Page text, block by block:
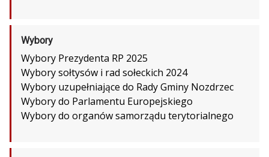
Wybory
Wybory Prezydenta RP 2025
Wybory sołtysów i rad sołeckich 2024
Wybory uzupełniające do Rady Gminy Nozdrzec
Wybory do Parlamentu Europejskiego
Wybory do organów samorządu terytorialnego